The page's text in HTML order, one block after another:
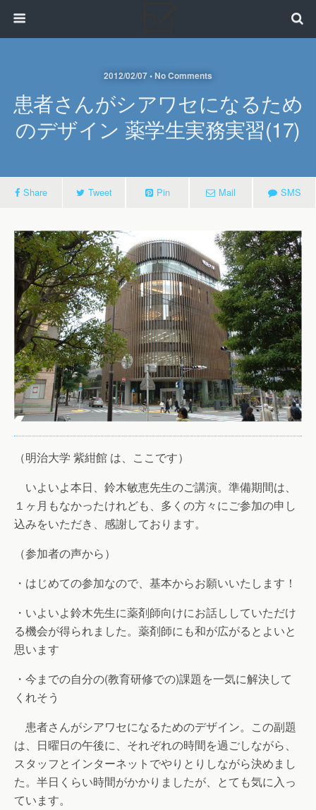
2012/02/07 • No Comments
患者さんがシアワセになるため
のデザイン 薬学生実務実習(17)
Share Tweet Pin Mail SMS
（明治大学 紫紺館 は、ここです）
いよいよ本日、鈴木敏恵先生のご講演。準備期間は、
１ヶ月もなかったけれども、多くの方々にご参加の申し
込みをいただき、感謝しております。
（参加者の声から）
・はじめての参加なので、基本からお願いいたします！
・いよいよ鈴木先生に薬剤師向けにお話ししていただけ
る機会が得られました。薬剤師にも和が広がるとよいと
思います
・今までの自分の(教育研修での)課題を一気に解決して
くれそう
患者さんがシアワセになるためのデザイン。この副題
は、日曜日の午後に、それぞれの時間を過ごしながら、
スタッフとインターネットでやりとりしながら決めまし
た。半日くらい時間がかかりましたが、とても気に入っ
ています。